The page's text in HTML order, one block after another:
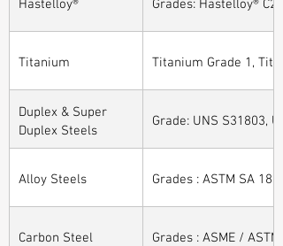
Titanium Titanium Grade 1,
Duplex & Super
Duplex Steels
Grade: UNS S31803,
Alloy Steels Grades : ASTM SA
Carbon Steel Grades : ASME /